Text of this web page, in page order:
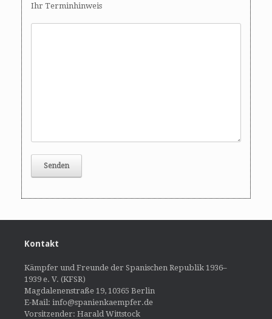
Ihr Terminhinweis
Kontakt
Kämpfer und Freunde der Spanischen Republik 1936–
1939 e. V. (KFSR)
Magdalenenstraße 19, 10365 Berlin
E-Mail: info@spanienkaempfer.de
Vorsitzender: Harald Wittstock